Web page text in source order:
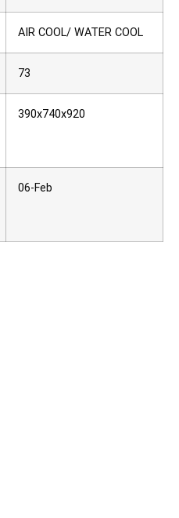
AIR COOL/ WATER COOL
73
390x740x920
06-Feb